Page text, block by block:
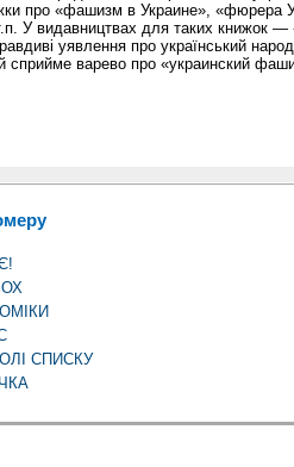
про «фашизм в Украине», «фюрера
У видавництвах для таких книжок —
уявлення про український
сприйме варево про «украинский
СПИСКУ